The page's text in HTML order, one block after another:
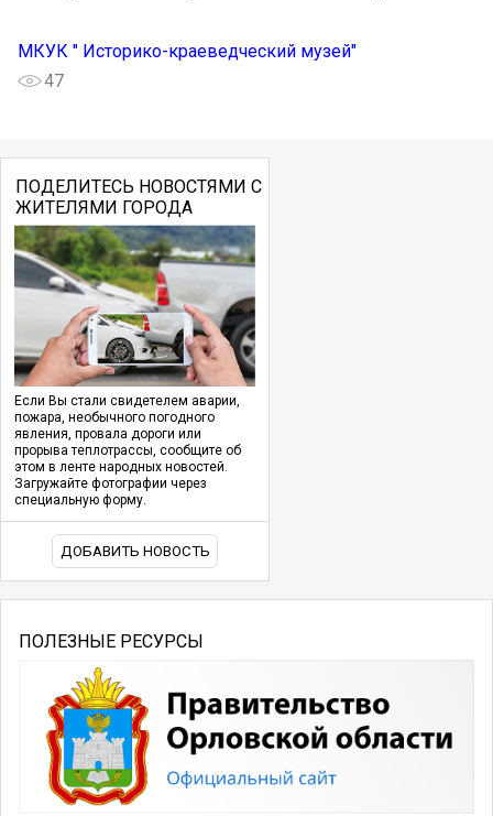
МКУК " Историко-краеведческий музей"
47
ПОДЕЛИТЕСЬ НОВОСТЯМИ С
ЖИТЕЛЯМИ ГОРОДА
Если Вы стали свидетелем аварии,
пожара, необычного погодного
явления, провала дороги или
прорыва теплотрассы, сообщите об
этом в ленте народных новостей.
Загружайте фотографии через
специальную форму.
ДОБАВИТЬ НОВОСТЬ
ПОЛЕЗНЫЕ РЕСУРСЫ